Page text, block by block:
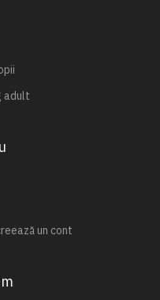
adult
un cont